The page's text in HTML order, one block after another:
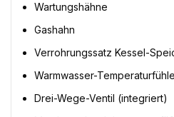
Wartungshähne
Gashahn
Verrohrungssatz Kessel-
Warmwasser-
Drei-Wege-Ventil (integriert)